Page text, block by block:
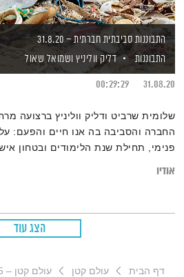
התבוננות סביבתית חברתית – 31.8.20
התבוננות
דליק ווליניץ ושמואל שאול
31.08.20
00:29:29
שלומית שרביט ודליק ווליניץ ברצועה
החברה והסביבה בה אנו חיים והפעם: על
פנימי, תחילת שנת הלימודים ובטחון
אודיו
הצג עוד
דף הבית עולם קטן עולם קטן – 29.4.25